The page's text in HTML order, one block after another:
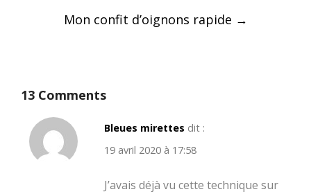
Mon confit d’oignons rapide →
13 Comments
Bleues mirettes dit :
19 avril 2020 à 17:58
J’avais déjà vu cette technique sur